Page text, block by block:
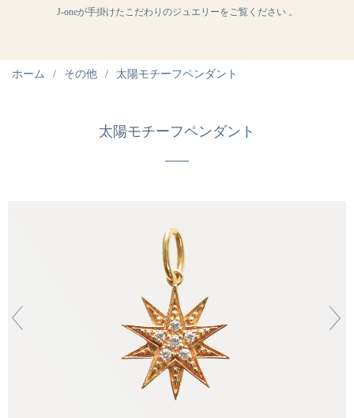
J-oneが手掛けたこだわりのジュエリーをご覧ください 。
ホーム その他 太陽モチーフペンダント
太陽モチーフペンダント